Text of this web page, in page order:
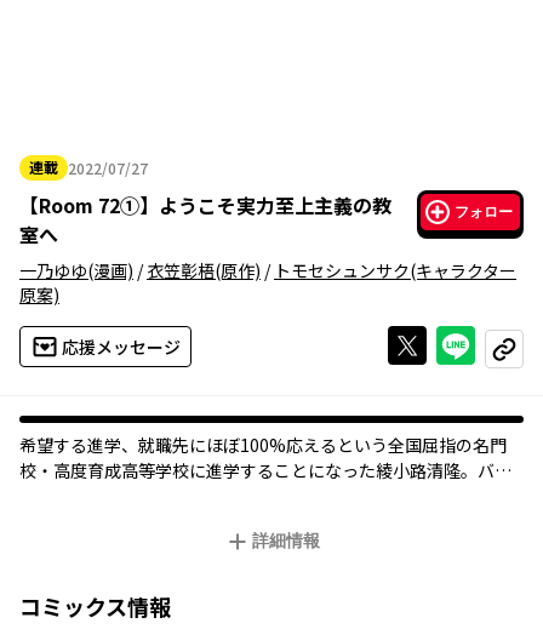
連載 2022/07/27
2022年07月27日
【Room 72①】 ようこそ実力至上主義の教
室へ
フォロー
一乃ゆゆ(漫画) /衣笠彰梧(原作) / トモセシュンサク(キャラクター
原案)
応援メッセージ Xで投稿する
ライン
コピー
希望する進学、就職先にほぼ100%応えるという全国屈指の名門
校・高度育成高等学校に進学することになった綾小路清隆。バラ
詳細情報
コミックス情報